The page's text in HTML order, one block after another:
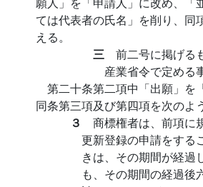
ては代表者の氏名」を削り、同
える。
三 前二号に掲げる
産業省令で定める
第二十条第二項中「出願」を
同条第三項及び第四項を次のよ
３ 商標権者は、前項に
更新登録の申請をする
きは、その期間が経過
も、その期間の経過後